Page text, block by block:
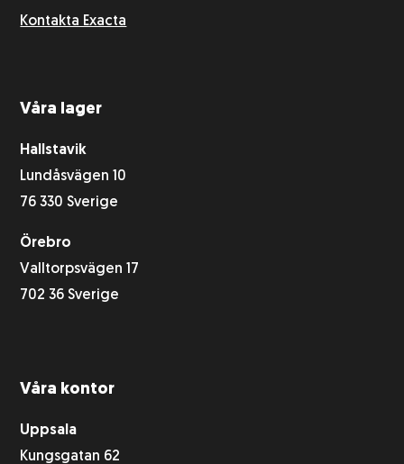
Kontakta Exacta
Våra lager
Hallstavik
Lundåsvägen 10
76 330 Sverige
Örebro
Valltorpsvägen 17
702 36 Sverige
Våra kontor
Uppsala
Kungsgatan 62